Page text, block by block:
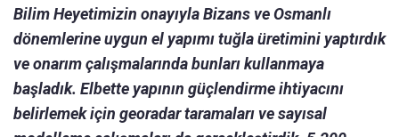
Bilim Heyetimizin onayıyla Bizans ve Osmanlı
dönemlerine uygun el yapımı tuğla üretimini yaptırdık
ve onarım çalışmalarında bunları kullanmaya
başladık. Elbette yapının güçlendirme ihtiyacını
belirlemek için georadar taramaları ve sayısal